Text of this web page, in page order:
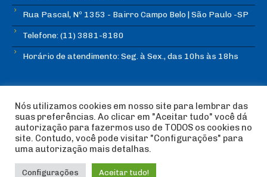
Rua Pascal, Nº 1353 - Bairro Campo Belo | São Paulo -SP
Telefone: (11) 3881-8180
Horário de atendimento: Seg. à Sex., das 10hs às 18hs
© Copyright ABEE | Associação Brasileira de Escalada
Esportiva 2018 | Design:Imagética Design
Nós utilizamos cookies em nosso site para lembrar das
suas preferências. Ao clicar em "Aceitar tudo" você dá
autorização para fazermos uso de TODOS os cookies no
site. Contudo, você pode visitar "Configurações" para
uma autorização mais detalhas.
Configurações Aceitar tudo!